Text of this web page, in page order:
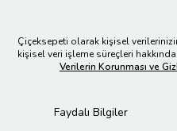
Çiçeksepeti olarak kişisel
kişisel veri işleme süreçleri
Verilerin Korunması ve
Faydalı Bilgiler